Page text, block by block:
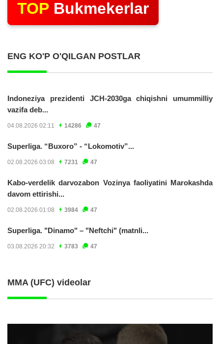
TOP Bukmekerlar
ENG KO'P O'QILGAN POSTLAR
Indoneziya prezidenti JCH-2030ga chiqishni umummilliy
vazifa deb...
04.08.2026 02:11 14286 47
Superliga. “Buxoro” - “Lokomotiv”...
02.08.2026 03:08 7231 47
Kabo-verdelik darvozabon Vozinya faoliyatini Marokashda
davom ettirishi...
02.08.2026 01:08 3984 47
Superliga. "Dinamo" – "Neftchi" (matnli...
03.08.2026 20:32 3783 47
MMA (UFC) videolar